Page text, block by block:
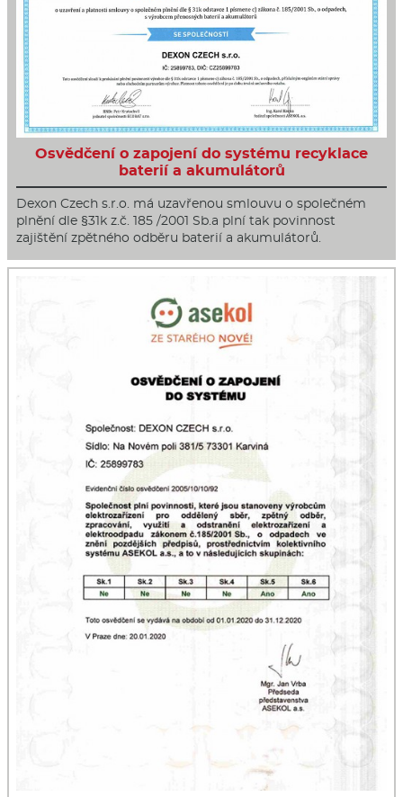
Osvědčení o zapojení do systému recyklace
baterií a akumulátorů
Dexon Czech s.r.o. má uzavřenou smlouvu o společném
plnění dle §31k z.č. 185 /2001 Sb.a plní tak povinnost
zajištění zpětného odběru baterií a akumulátorů.